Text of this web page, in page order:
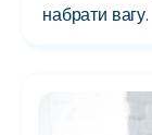
набрати вагу.